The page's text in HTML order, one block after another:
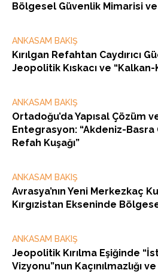
Bölgesel Güvenlik Mimarisi ve
ANKASAM BAKIŞ
Kırılgan Refahtan Caydırıcı
Jeopolitik Kıskacı ve
ANKASAM BAKIŞ
Ortadoğu’da Yapısal Çözüm
Entegrasyon: “Akdeniz-
Refah Kuşağı”
ANKASAM BAKIŞ
Avrasya’nın Yeni Merkezkaç
Kırgızistan Ekseninde
ANKASAM BAKIŞ
Jeopolitik Kırılma Eşiğinde
Vizyonu”nun Kaçınılmazlığı